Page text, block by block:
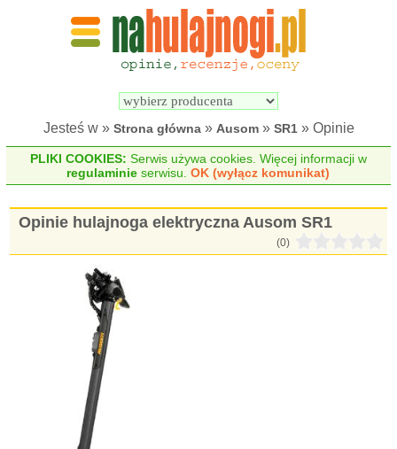
Wyszukiwarka
elektrycznych
Jesteś w » Strona główna» Ausom» SR1» Opinie
PLIKI COOKIES: Serwis używa cookies. Więcej informacji w
regulaminie serwisu.OK (wyłącz komunikat)
Opinie hulajnoga elektryczna Ausom SR1
(0)